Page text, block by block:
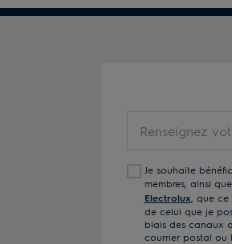
votre
e-
mail
Je souhaite
membres, ainsi
Electrolux , que
de celui que je
biais des canaux
courrier postal ou